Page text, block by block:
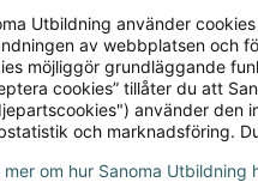
70 kr
Utbildning använder
av webbplatsen och
möjliggör grundläggande
cookies” tillåter du att
använder den
och marknadsföring.
mer om hur Sanoma Utbildning